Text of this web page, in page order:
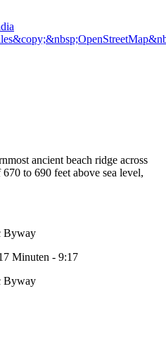
ancient beach ridge across
to 690 feet above sea level,
Byway
Minuten - 9:17
Byway